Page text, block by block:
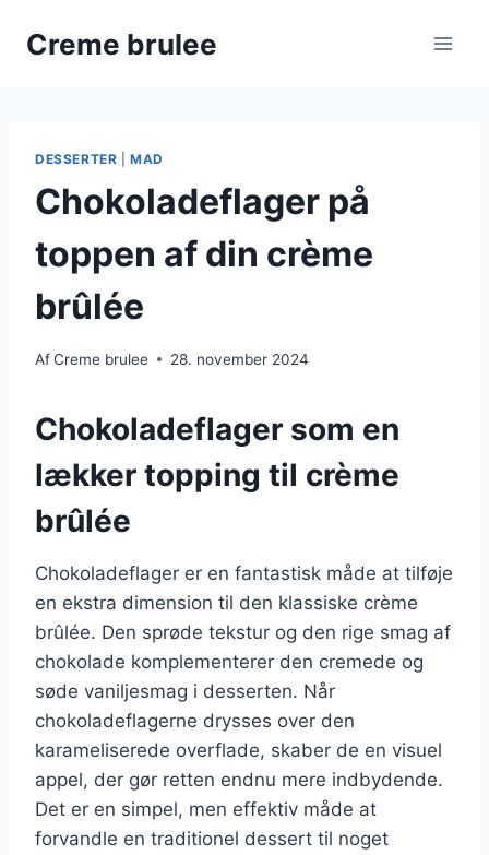
Creme brulee
DESSERTER |MAD
Chokoladeflager på
toppen af din crème
brûlée
AfCreme brulee 28. november 2024
Chokoladeflager som en
lækker topping til crème
brûlée
Chokoladeflager er en fantastisk måde at tilføje
en ekstra dimension til den klassiske crème
brûlée. Den sprøde tekstur og den rige smag af
chokolade komplementerer den cremede og
søde vaniljesmag i desserten. Når
chokoladeflagerne drysses over den
karameliserede overflade, skaber de en visuel
appel, der gør retten endnu mere indbydende.
Det er en simpel, men effektiv måde at
forvandle en traditionel dessert til noget